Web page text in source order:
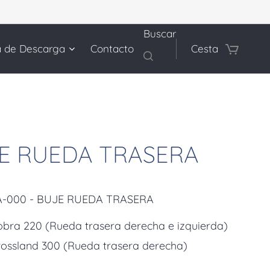
de Descarga Contacto
Buscar
Cesta
RUEDA TRASERA
000 - BUJE RUEDA TRASERA
220 (Rueda trasera derecha e izquierda)
300 (Rueda trasera derecha)